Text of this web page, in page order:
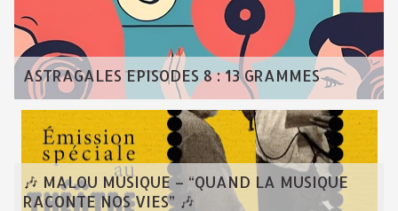
ASTRAGALES EPISODES 8 : 13 GRAMMES
🎶 MALOU MUSIQUE – “QUAND LA MUSIQUE
RACONTE NOS VIES” 🎶